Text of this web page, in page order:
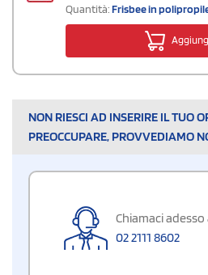
Quantità:Frisbee in
NON RIESCI AD INSERIRE IL TUO
PREOCCUPARE, PROVVEDIAMO
Chiamaci adesso
02 2111 8602